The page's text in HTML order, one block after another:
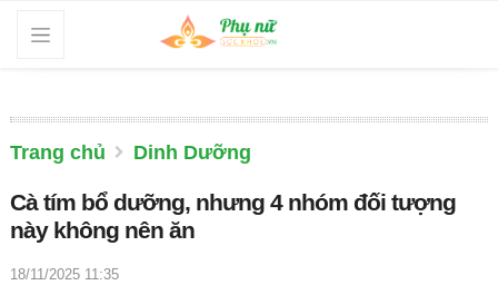
Trang chủ Dinh Dưỡng
Cà tím bổ dưỡng, nhưng 4 nhóm đối tượng
này không nên ăn
18/11/2025 11:35